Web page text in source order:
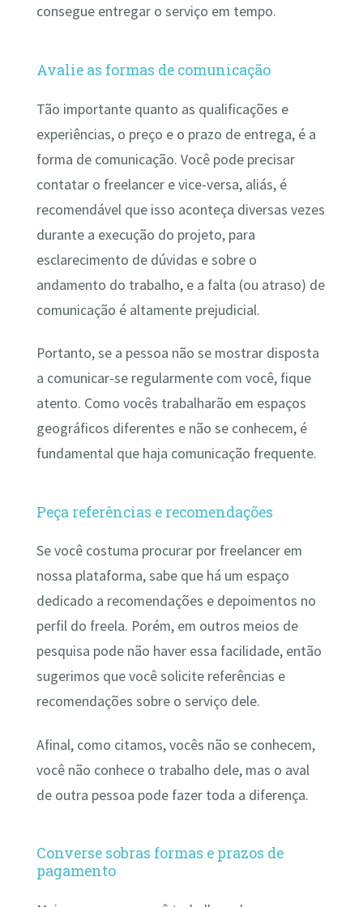
consegue entregar o serviço em tempo.
Avalie as formas de comunicação
Tão importante quanto as qualificações e
experiências, o preço e o prazo de entrega, é a
forma de comunicação. Você pode precisar
contatar o freelancer e vice-versa, aliás, é
recomendável que isso aconteça diversas vezes
durante a execução do projeto, para
esclarecimento de dúvidas e sobre o
andamento do trabalho, e a falta (ou atraso) de
comunicação é altamente prejudicial.
Portanto, se a pessoa não se mostrar disposta
a comunicar-se regularmente com você, fique
atento. Como vocês trabalharão em espaços
geográficos diferentes e não se conhecem, é
fundamental que haja comunicação frequente.
Peça referências e recomendações
Se você costuma procurar por freelancer em
nossa plataforma, sabe que há um espaço
dedicado a recomendações e depoimentos no
perfil do freela. Porém, em outros meios de
pesquisa pode não haver essa facilidade, então
sugerimos que você solicite referências e
recomendações sobre o serviço dele.
Afinal, como citamos, vocês não se conhecem,
você não conhece o trabalho dele, mas o aval
de outra pessoa pode fazer toda a diferença.
Converse sobras formas e prazos de
pagamento